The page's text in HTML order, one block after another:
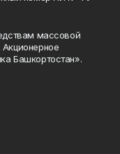
массовой
Башкортостан».